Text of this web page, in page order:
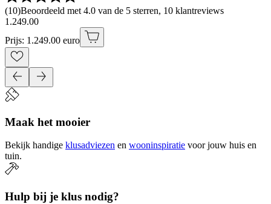
(10)Beoordeeld met 4.0 van de 5 sterren, 10 klantreviews
1 .249.00
Prijs: 1.249.00 euro
Maak het mooier
Bekijk handige klusadviezen en wooninspiratie voor jouw huis en
tuin.
Hulp bij je klus nodig?